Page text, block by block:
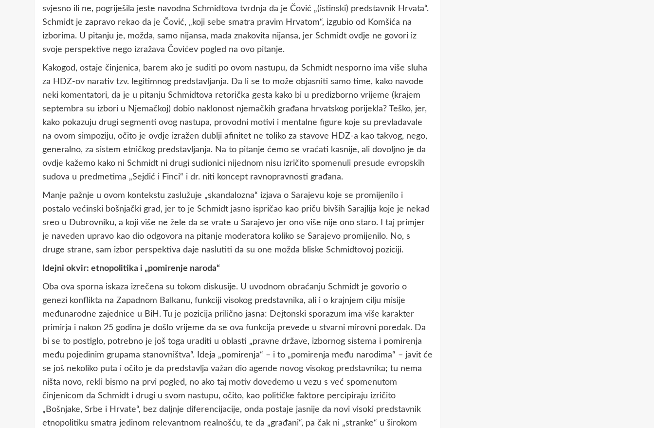
svjesno ili ne, pogriješila jeste navodna Schmidtova tvrdnja da je Čović „(istinski) predstavnik Hrvata“.
Schmidt je zapravo rekao da je Čović, „koji sebe smatra pravim Hrvatom“, izgubio od Komšića na
izborima. U pitanju je, možda, samo nijansa, mada znakovita nijansa, jer Schmidt ovdje ne govori iz
svoje perspektive nego izražava Čovićev pogled na ovo pitanje.
Kakogod, ostaje činjenica, barem ako je suditi po ovom nastupu, da Schmidt nesporno ima više sluha
za HDZ-ov narativ tzv. legitimnog predstavljanja. Da li se to može objasniti samo time, kako navode
neki komentatori, da je u pitanju Schmidtova retorička gesta kako bi u predizborno vrijeme (krajem
septembra su izbori u Njemačkoj) dobio naklonost njemačkih građana hrvatskog porijekla? Teško, jer,
kako pokazuju drugi segmenti ovog nastupa, provodni motivi i mentalne figure koje su prevladavale
na ovom simpoziju, očito je ovdje izražen dublji afinitet ne toliko za stavove HDZ-a kao takvog, nego,
generalno, za sistem etničkog predstavljanja. Na to pitanje ćemo se vraćati kasnije, ali dovoljno je da
ovdje kažemo kako ni Schmidt ni drugi sudionici nijednom nisu izričito spomenuli presude evropskih
sudova u predmetima „Sejdić i Finci“ i dr. niti koncept ravnopravnosti građana.
Manje pažnje u ovom kontekstu zaslužuje „skandalozna“ izjava o Sarajevu koje se promijenilo i
postalo većinski bošnjački grad, jer to je Schmidt jasno ispričao kao priču bivših Sarajlija koje je nekad
sreo u Dubrovniku, a koji više ne žele da se vrate u Sarajevo jer ono više nije ono staro. I taj primjer
je naveden upravo kao dio odgovora na pitanje moderatora koliko se Sarajevo promijenilo. No, s
druge strane, sam izbor perspektiva daje naslutiti da su one možda bliske Schmidtovoj poziciji.
Idejni okvir: etnopolitika i „pomirenje naroda“
Oba ova sporna iskaza izrečena su tokom diskusije. U uvodnom obraćanju Schmidt je govorio o
genezi konflikta na Zapadnom Balkanu, funkciji visokog predstavnika, ali i o krajnjem cilju misije
međunarodne zajednice u BiH. Tu je pozicija prilično jasna: Dejtonski sporazum ima više karakter
primirja i nakon 25 godina je došlo vrijeme da se ova funkcija prevede u stvarni mirovni poredak. Da
bi se to postiglo, potrebno je još toga uraditi u oblasti „pravne države, izbornog sistema i pomirenja
među pojedinim grupama stanovništva“. Ideja „pomirenja“ – i to „pomirenja među narodima“ – javit će
se još nekoliko puta i očito je da predstavlja važan dio agende novog visokog predstavnika; tu nema
ništa novo, rekli bismo na prvi pogled, no ako taj motiv dovedemo u vezu s već spomenutom
činjenicom da Schmidt i drugi u svom nastupu, očito, kao političke faktore percipiraju izričito
„Bošnjake, Srbe i Hrvate“, bez daljnje diferencijacije, onda postaje jasnije da novi visoki predstavnik
etnopolitiku smatra jedinom relevantnom realnošću, te da „građani“, pa čak ni „stranke“ u širokom